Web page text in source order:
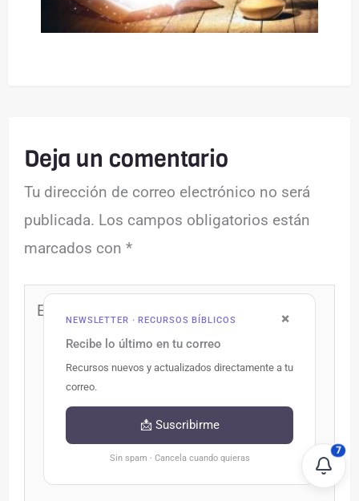
×
NEWSLETTER · RECURSOS BÍBLICOS
Recibe lo último en tu correo
Recursos nuevos y actualizados directamente a tu
correo.
📩 Suscribirme
Sin spam · Cancela cuando quieras
Deja un comentario
Tu dirección de correo electrónico no será
publicada. Los campos obligatorios están
marcados con*
Escribe
7